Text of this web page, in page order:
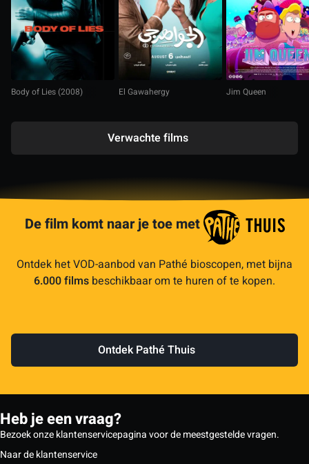
Body of Lies (2008) El Gawahergy Jim Queen
Verwachte films
De film komt naar je toe met
Ontdek het VOD-aanbod van Pathé bioscopen, met bijna
6.000 films beschikbaar om te huren of te kopen.
Ontdek Pathé Thuis
Heb je een vraag?
Bezoek onze klantenservicepagina voor de meestgestelde vragen.
Naar de klantenservice